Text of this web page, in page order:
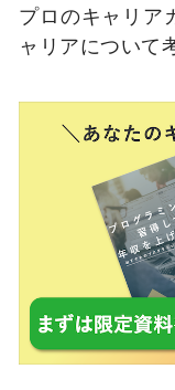
プロのキャリア
ャリアについて